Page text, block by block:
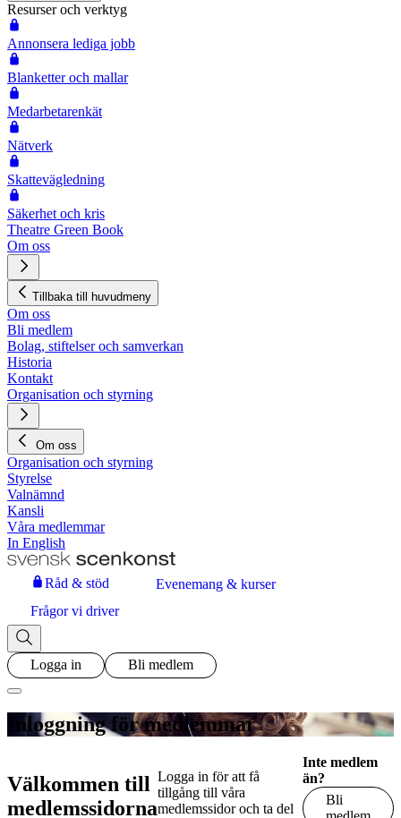
Resurser och verktyg
Annonsera lediga jobb
Blanketter och mallar
Medarbetarenkät
Nätverk
Skattevägledning
Säkerhet och kris
Theatre Green Book
Om oss
Tillbaka till huvudmeny
Om oss
Bli medlem
Bolag, stiftelser och samverkan
Historia
Kontakt
Organisation och styrning
Om oss
Organisation och styrning
Styrelse
Valnämnd
Kansli
Våra medlemmar
In English
Råd & stöd
Evenemang & kurser
Frågor vi driver
Logga in Bli medlem
Inloggning för medlemmar
Välkommen till
medlemssidorna
Logga in för att få
tillgång till våra
medlemssidor och ta del
Inte medlem
än?
Bli